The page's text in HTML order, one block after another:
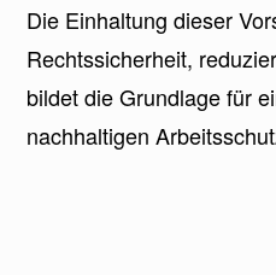
Die Einhaltung dieser
Rechtssicherheit,
bildet die Grundlage für
nachhaltigen